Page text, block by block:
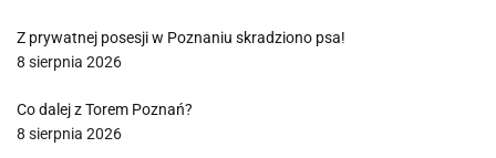
Z prywatnej posesji w Poznaniu skradziono psa!
8 sierpnia 2026
Co dalej z Torem Poznań?
8 sierpnia 2026